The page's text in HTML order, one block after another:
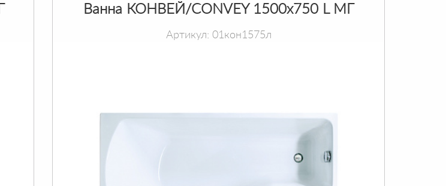
Ванна КОНВЕЙ/CONVEY 1500х750 L МГ
Артикул: 01кон1575л